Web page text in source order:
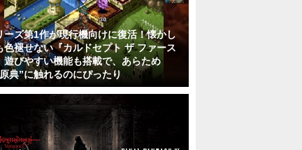
ーズ第1作が現行機向けに復活！懐かし
色褪せない『カルドセプト ザ ファース
遊びやすい機能も搭載で、あらため
典”に触れるのにぴったり